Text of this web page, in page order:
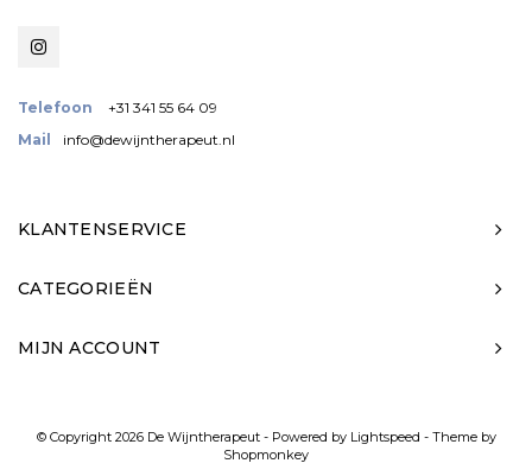
Telefoon
+31 341 55 64 09
Mail
info@dewijntherapeut.nl
KLANTENSERVICE
CATEGORIEËN
MIJN ACCOUNT
© Copyright 2026 De Wijntherapeut - Powered by Lightspeed - Theme by
Shopmonkey